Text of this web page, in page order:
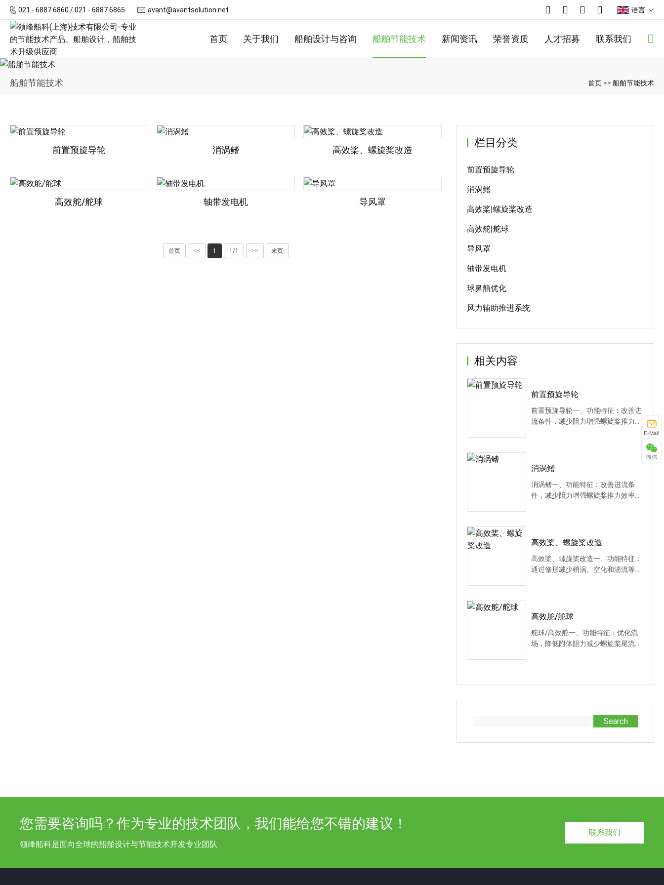
021 - 6887 6860 / 021 - 6887 6865 avant@avantsolution.net 语言
首页 关于我们 船舶设计与咨询 船舶节能技术 新闻资讯 荣誉资质 人才招募 联系我们
船舶节能技术 首页 >> 船舶节能技术
前置预旋导轮 消涡鳍 高效桨、螺旋桨改造
高效舵/舵球 轴带发电机 导风罩
首页 << 1 1/1 >> 末页
栏目分类
前置预旋导轮
消涡鳍
高效桨|螺旋桨改造
高效舵|舵球
导风罩
轴带发电机
球鼻艏优化
风力辅助推进系统
相关内容
前置预旋导轮
前置预旋导轮一、功能特征：改善进
流条件，减少阻力增强螺旋桨推力效
消涡鳍
消涡鳍一、功能特征：改善进流条
件，减少阻力增强螺旋桨推力效率减
高效桨、螺旋桨改造
高效桨、螺旋桨改造一、功能特征：
通过修形减少梢涡、空化和湍流等能
高效舵/舵球
舵球/高效舵一、功能特征：优化流
场，降低附体阻力减少螺旋桨尾流旋
Search
您需要咨询吗？作为专业的技术团队，我们能给您不错的建议！
领峰船科是面向全球的船舶设计与节能技术开发专业团队
联系我们
E-Mail
微信